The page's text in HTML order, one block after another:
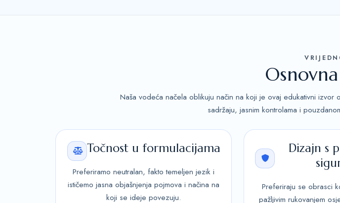
Naša vodeća načela oblikuju način na koji je ovaj edukativni
sadržaju, jasnim kontrolama i
Točnost u formulacijama
Preferiramo neutralan, fakto temeljen jezik i
ističemo jasna objašnjenja pojmova i načina na
koji se ideje povezuju.
Dizajn s
Preferiraju se obrasci
pažljivim rukovanjem